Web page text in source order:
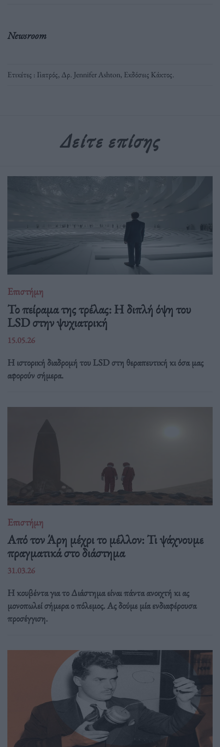
Newsroom
Ετικέτες : Γιατρός, Δρ. Jennifer Ashton, Εκδόσεις Κάκτος.
Δείτε επίσης
Επιστήμη
Το πείραμα της τρέλας: Η διπλή όψη του
LSD στην ψυχιατρική
15.05.26
Η ιστορική διαδρομή του LSD στη θεραπευτική κι όσα μας
αφορούν σήμερα.
Επιστήμη
Από τον Άρη μέχρι το μέλλον: Τι ψάχνουμε
πραγματικά στο διάστημα
31.03.26
Η κουβέντα για το Διάστημα είναι πάντα ανοιχτή κι ας
μονοπωλεί σήμερα ο πόλεμος. Ας δούμε μία ενδιαφέρουσα
προσέγγιση.